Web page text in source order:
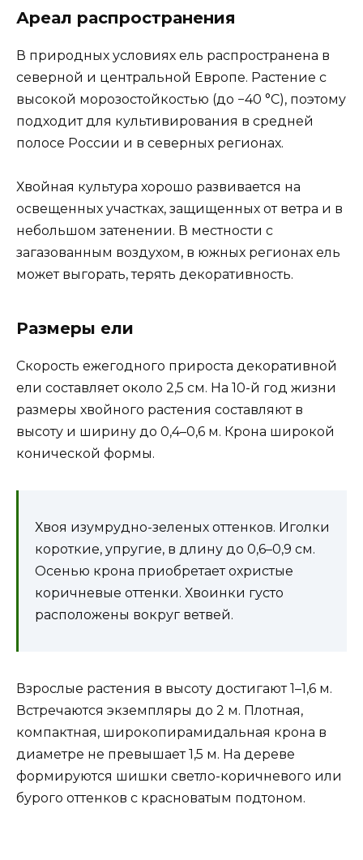
Ареал распространения
В природных условиях ель распространена в
северной и центральной Европе. Растение с
высокой морозостойкостью (до −40 °C), поэтому
подходит для культивирования в средней
полосе России и в северных регионах.
Хвойная культура хорошо развивается на
освещенных участках, защищенных от ветра и в
небольшом затенении. В местности с
загазованным воздухом, в южных регионах ель
может выгорать, терять декоративность.
Размеры ели
Скорость ежегодного прироста декоративной
ели составляет около 2,5 см. На 10-й год жизни
размеры хвойного растения составляют в
высоту и ширину до 0,4–0,6 м. Крона широкой
конической формы.
Хвоя изумрудно-зеленых оттенков. Иголки
короткие, упругие, в длину до 0,6–0,9 см.
Осенью крона приобретает охристые
коричневые оттенки. Хвоинки густо
расположены вокруг ветвей.
Взрослые растения в высоту достигают 1–1,6 м.
Встречаются экземпляры до 2 м. Плотная,
компактная, широкопирамидальная крона в
диаметре не превышает 1,5 м. На дереве
формируются шишки светло-коричневого или
бурого оттенков с красноватым подтоном.